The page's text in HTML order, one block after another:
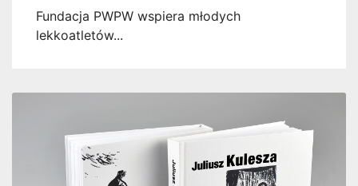
Fundacja PWPW wspiera młodych
lekkoatletów...